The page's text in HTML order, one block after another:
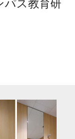
パス教育研